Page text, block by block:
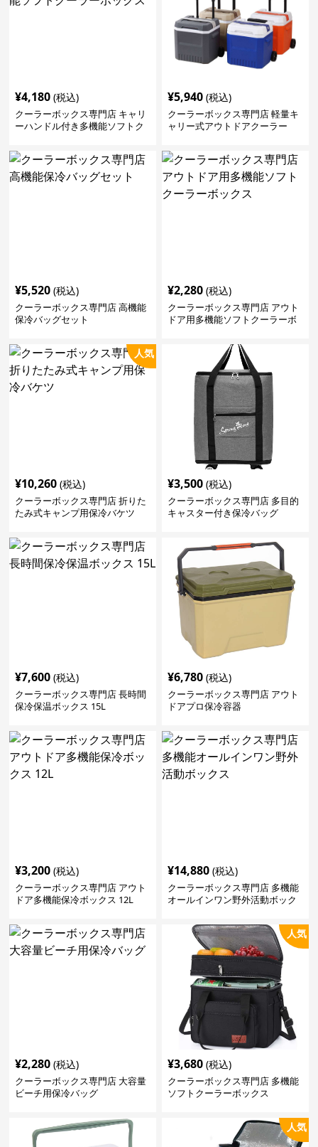
¥4,180 (税込)
クーラーボックス専門店 キャリ
ーハンドル付き多機能ソフトク
¥5,940 (税込)
クーラーボックス専門店 軽量キ
ャリー式アウトドアクーラー
¥5,520 (税込)
クーラーボックス専門店 高機能
保冷バッグセット
¥2,280 (税込)
クーラーボックス専門店 アウト
ドア用多機能ソフトクーラーボ
人気
¥10,260 (税込)
クーラーボックス専門店 折りた
たみ式キャンプ用保冷バケツ
¥3,500 (税込)
クーラーボックス専門店 多目的
キャスター付き保冷バッグ
¥7,600 (税込)
クーラーボックス専門店 長時間
保冷保温ボックス 15L
¥6,780 (税込)
クーラーボックス専門店 アウト
ドアプロ保冷容器
¥3,200 (税込)
クーラーボックス専門店 アウト
ドア多機能保冷ボックス 12L
¥14,880 (税込)
クーラーボックス専門店 多機能
オールインワン野外活動ボック
¥2,280 (税込)
クーラーボックス専門店 大容量
ビーチ用保冷バッグ
人気
¥3,680 (税込)
クーラーボックス専門店 多機能
ソフトクーラーボックス
人気